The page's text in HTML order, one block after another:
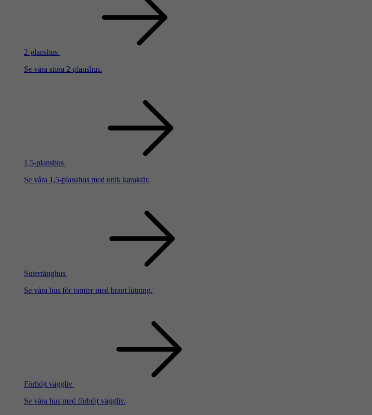
2-planshus
Se våra stora 2-planshus.
1,5-planshus
Se våra 1,5-planshus med unik karaktär.
Suterränghus
Se våra hus för tomter med brant lutning.
Förhöjt väggliv
Se våra hus med förhöjt väggliv.